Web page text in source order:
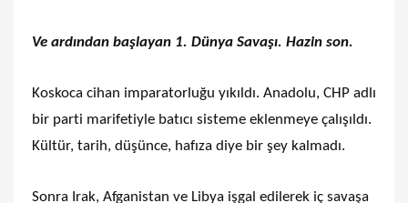
Ve ardından başlayan 1. Dünya Savaşı. Hazin son.
Koskoca cihan imparatorluğu yıkıldı. Anadolu, CHP adlı
bir parti marifetiyle batıcı sisteme eklenmeye çalışıldı.
Kültür, tarih, düşünce, hafıza diye bir şey kalmadı.
Sonra Irak, Afganistan ve Libya işgal edilerek iç savaşa